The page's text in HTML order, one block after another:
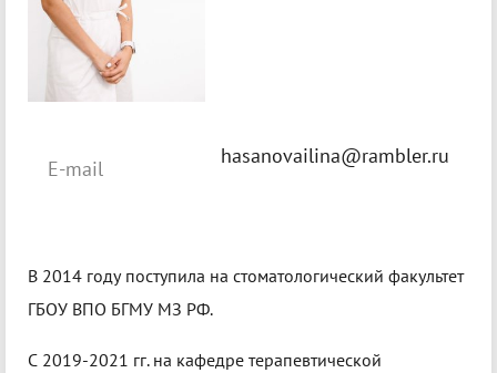
E-mail
hasanovailina@rambler.ru
В 2014 году поступила на стоматологический факультет
ГБОУ ВПО БГМУ МЗ РФ.
С 2019-2021 гг. на кафедре терапевтической